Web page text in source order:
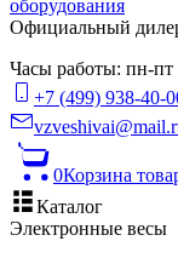
Официальный
Часы работы: пн-пт
+7 (499) 938-40-
0Корзина
Каталог
Электронные весы